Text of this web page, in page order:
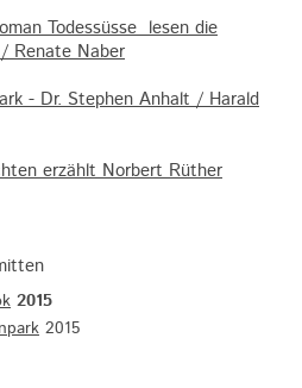
Todessüsse lesen die
Renate Naber
- Dr. Stephen Anhalt / Harald
erzählt Norbert Rüther
2015
2015